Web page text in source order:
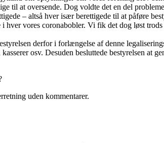
til at oversende. Dog voldte det en del
– altså hver især berettigede til at påføre
hver vores coronabobler. Vi fik det dog løst
derfor i forlængelse af denne
osv. Desuden besluttede bestyrelsen
uden kommentarer.